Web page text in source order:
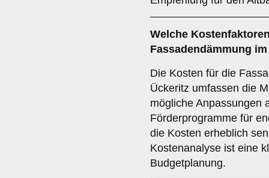
Welche
Fassadendämmung
Die Kosten für die
Ückeritz umfassen die
mögliche Anpassungen
Förderprogramme für
die Kosten erheblich
Kostenanalyse ist eine
Budgetplanung.